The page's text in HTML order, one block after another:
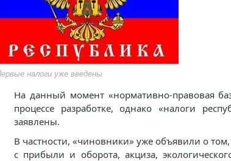
налоги уже введены
На данный момент «нормативно-правовая
процессе разработке, однако «налоги
заявлены.
В частности, «чиновники» уже объявили о
с прибыли и оборота, акциза,